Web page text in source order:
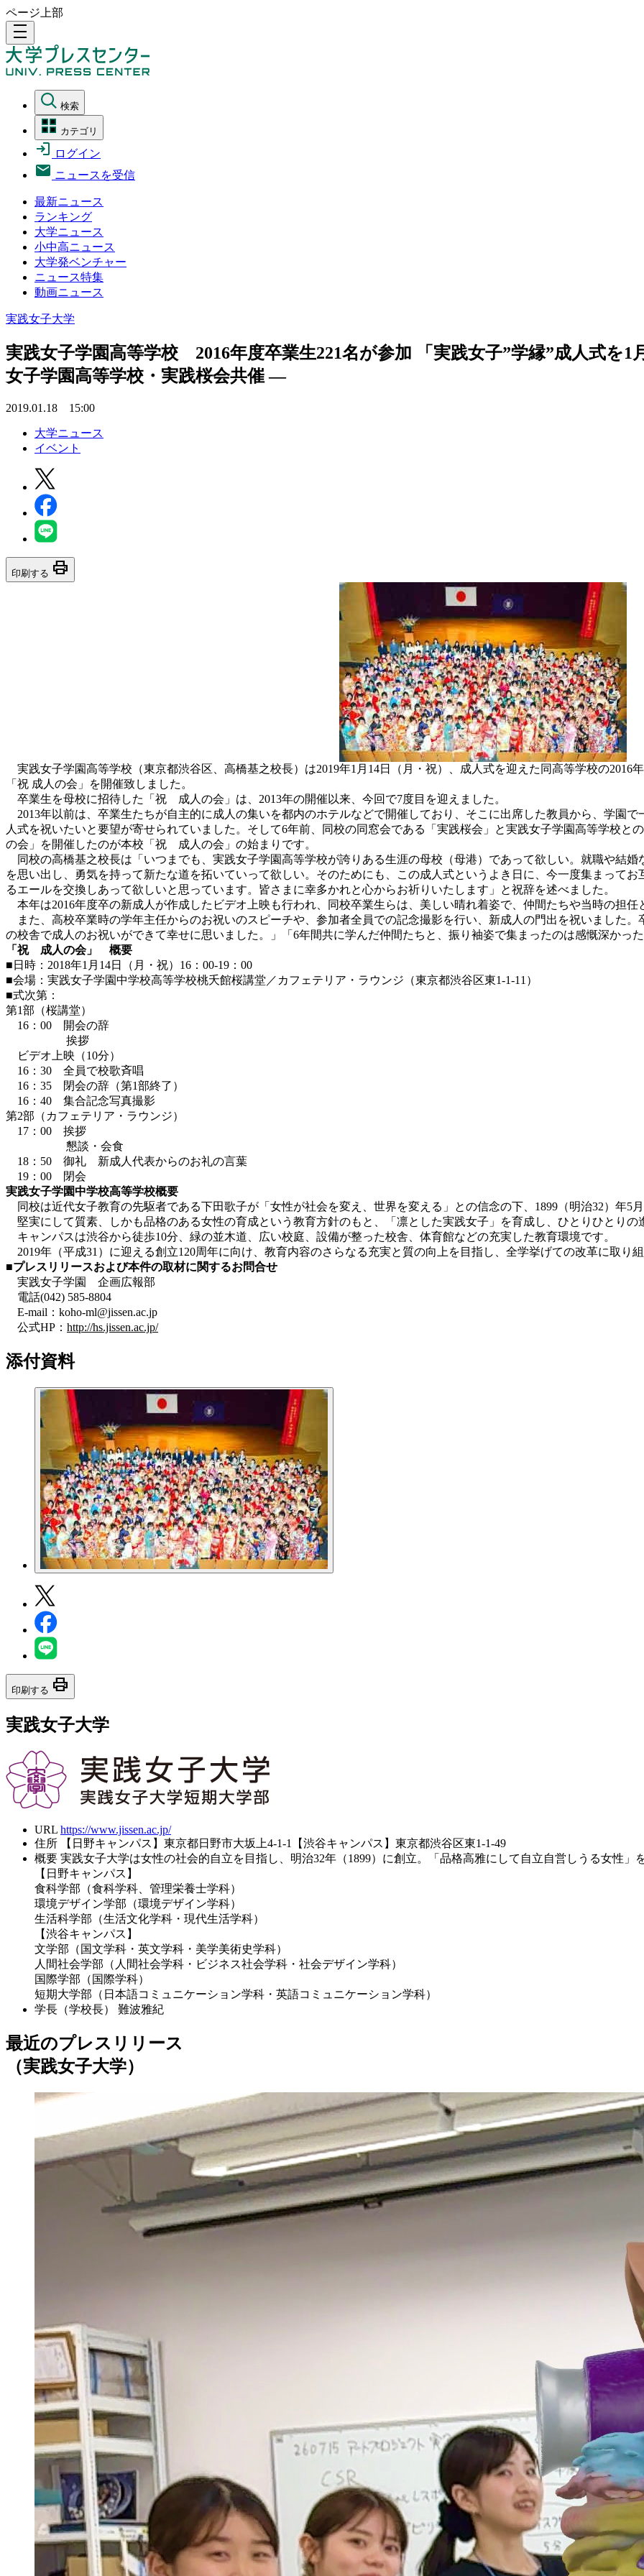
ページ上部
density_medium
検索
カテゴリ
ログイン
ニュースを受信
最新ニュース
ランキング
大学ニュース
小中高ニュース
大学発ベンチャー
ニュース特集
動画ニュース
実践女子大学
実践女子学園高等学校 2016年度卒業生221名が参加 「実践女子”学縁”成人式を
女子学園高等学校・実践桜会共催 —
2019.01.18 15:00
大学ニュース
イベント
印刷する print
実践女子学園高等学校（東京都渋谷区、高橋基之校長）は2019年1月14日（月・祝）、成人式を迎えた同高等学校の2016
「祝 成人の会」を開催致しました。
卒業生を母校に招待した「祝 成人の会」は、2013年の開催以来、今回で7度目を迎えました。
2013年以前は、卒業生たちが自主的に成人の集いを都内のホテルなどで開催しており、そこに出席した教員から、学園
人式を祝いたいと要望が寄せられていました。そして6年前、同校の同窓会である「実践桜会」と実践女子学園高等学校と
の会」を開催したのが本校「祝 成人の会」の始まりです。
同校の高橋基之校長は「いつまでも、実践女子学園高等学校が誇りある生涯の母校（母港）であって欲しい。就職や結
を思い出し、勇気を持って新たな道を拓いていって欲しい。そのためにも、この成人式というよき日に、今一度集まって
るエールを交換しあって欲しいと思っています。皆さまに幸多かれと心からお祈りいたします」と祝辞を述べました。
本年は2016年度卒の新成人が作成したビデオ上映も行われ、同校卒業生らは、美しい晴れ着姿で、仲間たちや当時の担任
また、高校卒業時の学年主任からのお祝いのスピーチや、参加者全員での記念撮影を行い、新成人の門出を祝いました
の校舎で成人のお祝いができて幸せに思いました。」「6年間共に学んだ仲間たちと、振り袖姿で集まったのは感慨深かっ
「祝 成人の会」 概要
■日時：2018年1月14日（月・祝）16：00-19：00
■会場：実践女子学園中学校高等学校桃夭館桜講堂／カフェテリア・ラウンジ（東京都渋谷区東1-1-11）
■式次第：
第1部（桜講堂）
16：00 開会の辞
挨拶
ビデオ上映（10分）
16：30 全員で校歌斉唱
16：35 閉会の辞（第1部終了）
16：40 集合記念写真撮影
第2部（カフェテリア・ラウンジ）
17：00 挨拶
懇談・会食
18：50 御礼 新成人代表からのお礼の言葉
19：00 閉会
実践女子学園中学校高等学校概要
同校は近代女子教育の先駆者である下田歌子が「女性が社会を変え、世界を変える」との信念の下、1899（明治32）年5月
堅実にして質素、しかも品格のある女性の育成という教育方針のもと、「凛とした実践女子」を育成し、ひとりひとりの
キャンパスは渋谷から徒歩10分、緑の並木道、広い校庭、設備が整った校舎、体育館などの充実した教育環境です。
2019年（平成31）に迎える創立120周年に向け、教育内容のさらなる充実と質の向上を目指し、全学挙げての改革に取り組
■プレスリリースおよび本件の取材に関するお問合せ
実践女子学園 企画広報部
電話(042) 585-8804
E-mail：koho-ml@jissen.ac.jp
公式HP： http://hs.jissen.ac.jp/
添付資料
印刷する print
実践女子大学
URL https://www.jissen.ac.jp/
住所
【日野キャンパス】東京都日野市大坂上4-1-1【渋谷キャンパス】東京都渋谷区東1-1-49
概要 実践女子大学は女性の社会的自立を目指し、明治32年（1899）に創立。「品格高雅にして自立自営しうる女性」
【日野キャンパス】
食科学部（食科学科、管理栄養士学科）
環境デザイン学部（環境デザイン学科）
生活科学部（生活文化学科・現代生活学科）
【渋谷キャンパス】
文学部（国文学科・英文学科・美学美術史学科）
人間社会学部（人間社会学科・ビジネス社会学科・社会デザイン学科）
国際学部（国際学科）
短期大学部（日本語コミュニケーション学科・英語コミュニケーション学科）
学長（学校長）
難波雅紀
最近のプレスリリース
（実践女子大学）